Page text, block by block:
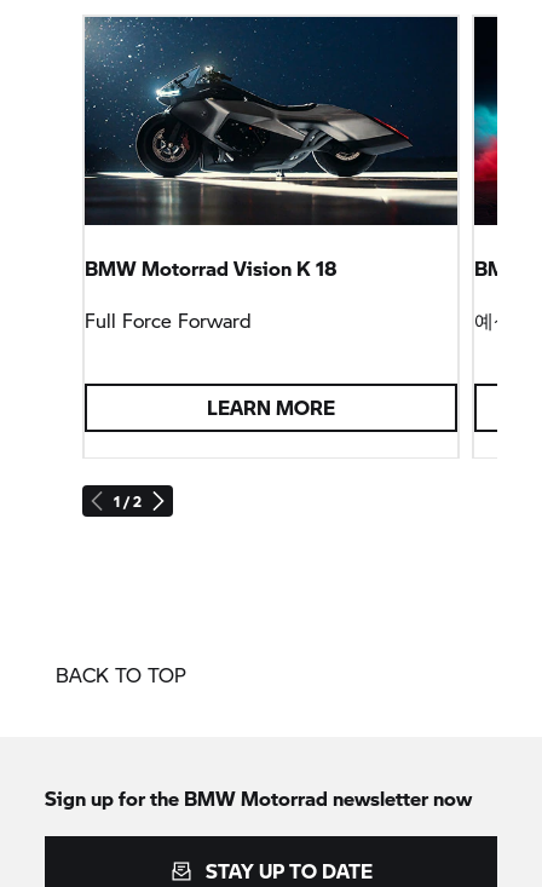
1 / 2
BMW Motorrad Vision K 18
Full Force Forward
LEARN MORE
BMW
예상하
BACK TO TOP
Sign up for the BMW Motorrad newsletter now
STAY UP TO DATE